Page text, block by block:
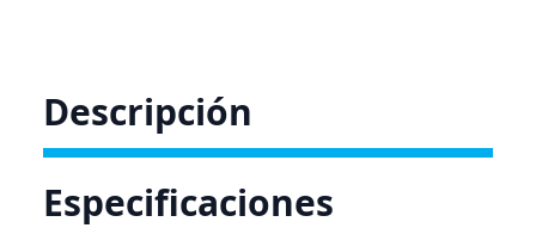
Descripción
Especificaciones